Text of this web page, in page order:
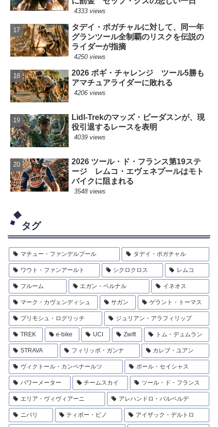
4333 views
タデイ・ポガチャルに対して、同一年
グランツール全制覇のリスクを伝説の
ライダーが指摘
4250 views
2026 ポギ・チャレンジ ツール5勝も
アマチュアライダーに敗れる
4206 views
Lidl-Trekのマッズ・ピーダスンが、現
役引退するレースを表明
4039 views
2026 ツール・ド・フランス第19ステ
ージ レムコ・エヴェネプールはモト
バイクに阻まれる
3548 views
タグ
マチュー・ファンデルプール タデイ・ポガチャル
ワウト・ファンアールト シクロクロス レムコ
フルーム エガン・ベルナル イネオス
マーク・カヴェンディシュ サガン ゲラント・トーマス
プリモシュ・ログリッチ ジュリアン・アラフィリップ
TREK e-bike UCI Zwift トム・デュムラン
STRAVA フィリッポ・ガンナ カレブ・ユアン
ヴィクトール・カンペナールツ ポール・セイシャス
パワーメーター チームスカイ ツール・ド・フランス
エリア・ヴィヴィアーニ アレハンドロ・バルベルデ
ニバリ ティボー・ピノ アイザック・デルトロ